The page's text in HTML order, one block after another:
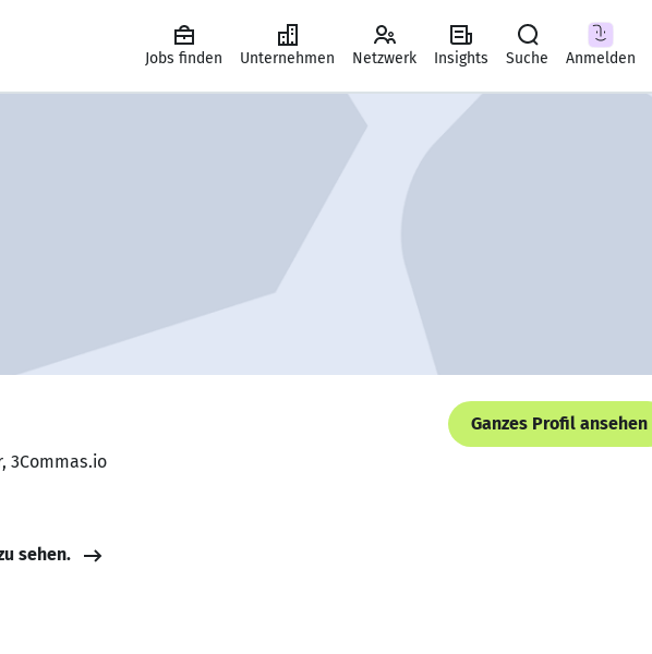
Jobs finden Unternehmen Netzwerk Insights Suche Anmelden
Ganzes Profil ansehen
3Commas.io
sehen.